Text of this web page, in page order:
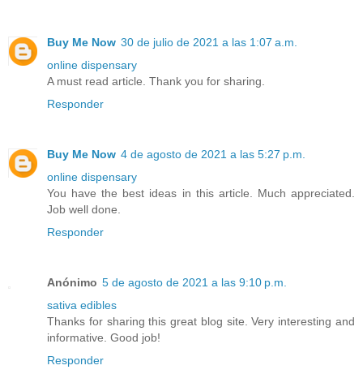
Buy Me Now 30 de julio de 2021 a las 1:07 a.m.
online dispensary
A must read article. Thank you for sharing.
Responder
Buy Me Now 4 de agosto de 2021 a las 5:27 p.m.
online dispensary
You have the best ideas in this article. Much appreciated.
Job well done.
Responder
Anónimo 5 de agosto de 2021 a las 9:10 p.m.
sativa edibles
Thanks for sharing this great blog site. Very interesting and
informative. Good job!
Responder